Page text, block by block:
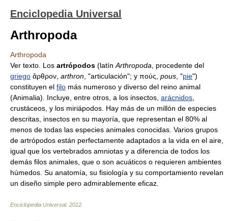
Enciclopedia Universal
Arthropoda
Arthropoda
Ver texto. Los artrópodos (latín Arthropoda , procedente del
griego ἄρθρον, arthron , "articulación"; y πούς, pous , "pie")
constituyen el filo más numeroso y diverso del reino animal
(Animalia). Incluye, entre otros, a los insectos, arácnidos
crustáceos, y los miriápodos. Hay más de un millón de especies
descritas, insectos en su mayoría, que representan el 80% al
menos de todas las especies animales conocidas. Varios grupos
de artrópodos están perfectamente adaptados a la vida en el aire,
igual que los vertebrados amniotas y a diferencia de todos los
demás filos animales, que o son acuáticos o requieren ambientes
húmedos. Su anatomía, su fisiología y su comportamiento revelan
un diseño simple pero admirablemente eficaz.
Enciclopedia Universal. 2012